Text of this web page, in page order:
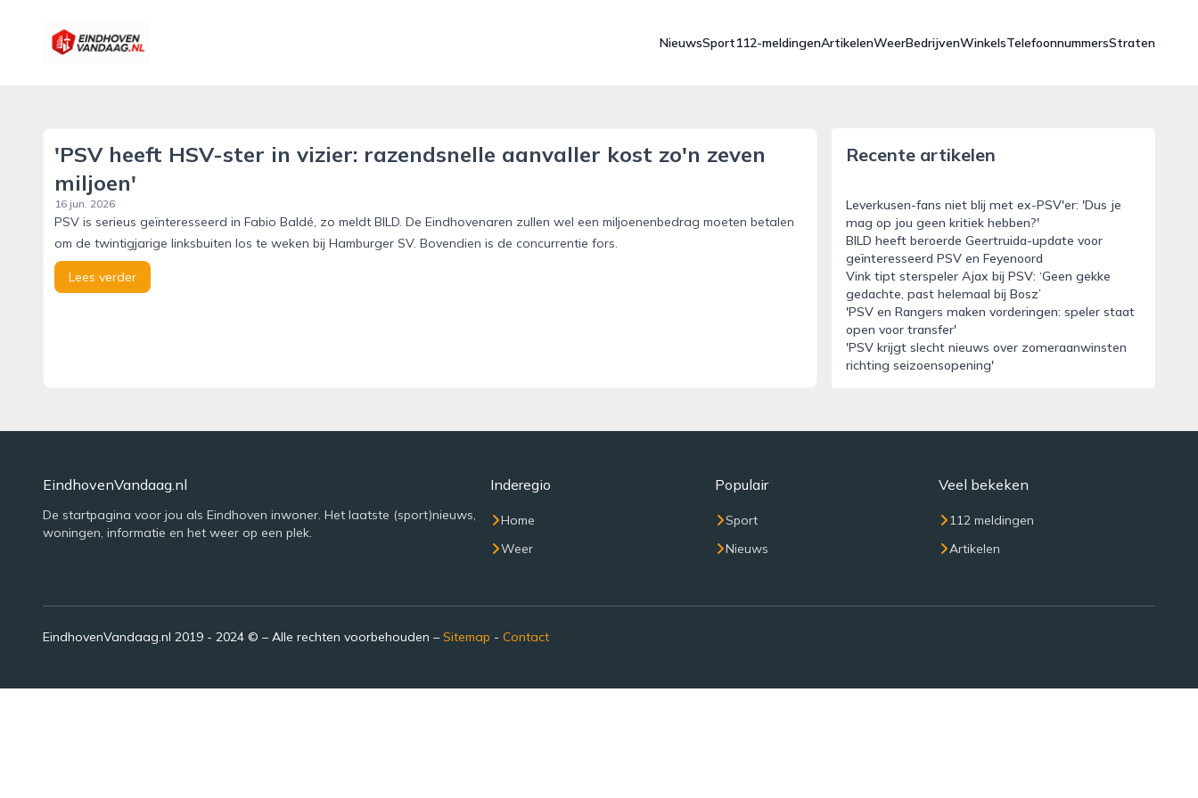
eindhovenvandaag.nl
NieuwsSport112-meldingenArtikelenWeerBedrijvenWinkelsTelefoonnummersStraten
'PSV heeft HSV-ster in vizier: razendsnelle aanvaller kost zo'n zeven
miljoen'
16 jun. 2026
PSV is serieus geïnteresseerd in Fabio Baldé, zo meldt BILD. De Eindhovenaren zullen wel een miljoenenbedrag moeten betalen
om de twintigjarige linksbuiten los te weken bij Hamburger SV. Bovendien is de concurrentie fors.
Lees verder
Recente artikelen
Leverkusen-fans niet blij met ex-PSV'er: 'Dus je
mag op jou geen kritiek hebben?'
BILD heeft beroerde Geertruida-update voor
geïnteresseerd PSV en Feyenoord
Vink tipt sterspeler Ajax bij PSV: ‘Geen gekke
gedachte, past helemaal bij Bosz’
'PSV en Rangers maken vorderingen: speler staat
open voor transfer'
'PSV krijgt slecht nieuws over zomeraanwinsten
richting seizoensopening'
EindhovenVandaag.nl
De startpagina voor jou als Eindhoven inwoner. Het laatste (sport)nieuws,
woningen, informatie en het weer op een plek.
Inderegio
Home
Weer
Populair
Sport
Nieuws
Veel bekeken
112 meldingen
Artikelen
EindhovenVandaag.nl 2019 - 2024 © – Alle rechten voorbehouden – Sitemap - Contact